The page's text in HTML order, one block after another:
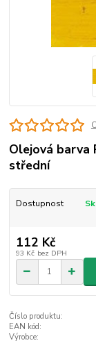
Olejová barva
střední
Dostupnost
112 Kč
93 Kč bez DPH
Číslo produktu:
EAN kód:
Výrobce: